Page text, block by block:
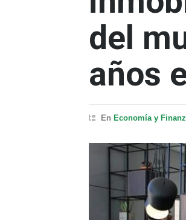
del
años
En Economía y